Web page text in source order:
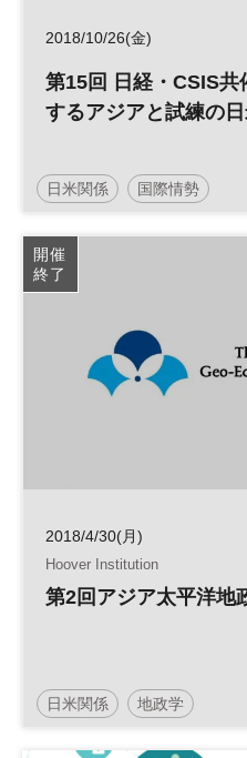
2018/10/26(金)
第15回 日経・CSIS
するアジアと試練の
日米関係 国際情勢
開催
終了
2018/4/30(月)
Hoover Institution
第2回アジア太平洋地
日米関係 地政学